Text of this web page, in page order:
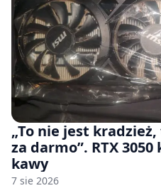
„To nie jest
za darmo”. RTX
kawy
7 sie 2026